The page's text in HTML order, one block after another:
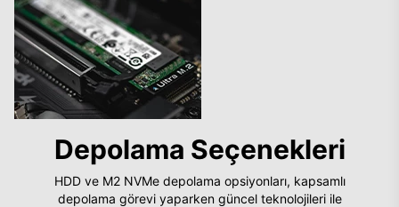
Depolama Seçenekleri
HDD ve M2 NVMe depolama opsiyonları, kapsamlı
depolama görevi yaparken güncel teknolojileri ile